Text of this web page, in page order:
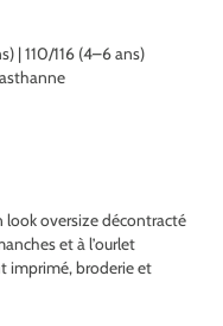
| 110/116 (4–6 ans)
look oversize décontracté
et à l’ourlet
imprimé, broderie et